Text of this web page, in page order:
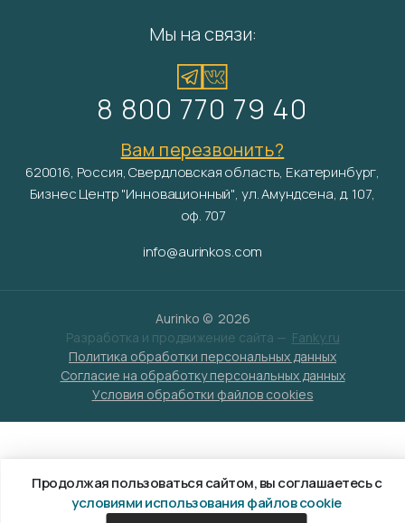
Мы на связи:
8 800 770 79 40
Вам перезвонить?
620016, Россия, Свердловская область, Екатеринбург,
Бизнес Центр "Инновационный", ул. Амундсена, д. 107,
оф. 707
info@aurinkos.com
Aurinko © 2026
Разработка и продвижение сайта — Fanky.ru
Политика обработки персональных данных
Согласие на обработку персональных данных
Условия обработки файлов cookies
Продолжая пользоваться сайтом, вы соглашаетесь с
условиями использования файлов cookie